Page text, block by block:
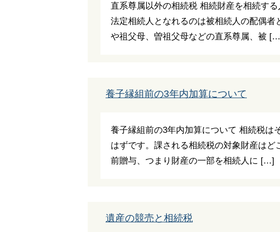
直系尊属以外の相続税 相続財産を相続す
法定相続人となれるのは被相続人の配偶
や祖父母、曽祖父母などの直系尊属、被
養子縁組前の3年内加算について
養子縁組前の3年内加算について 相続税は
はずです。課される相続税の対象財産は
前贈与、つまり財産の一部を相続人に […]
遺産の競売と相続税